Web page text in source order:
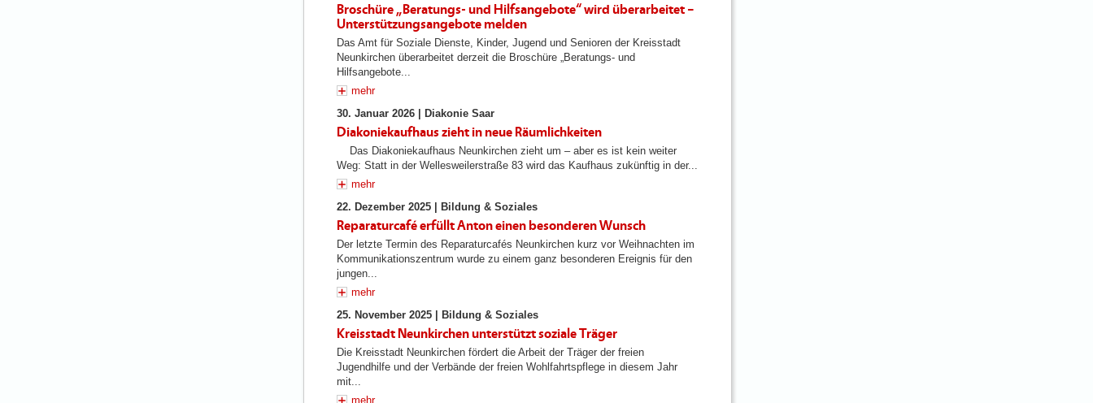
Broschüre „Beratungs- und Hilfsangebote“ wird überarbeitet –
Unterstützungsangebote melden
Das Amt für Soziale Dienste, Kinder, Jugend und Senioren der Kreisstadt
Neunkirchen überarbeitet derzeit die Broschüre „Beratungs- und
Hilfsangebote...
mehr
30. Januar 2026 |
Diakonie Saar
Diakoniekaufhaus zieht in neue Räumlichkeiten
Das Diakoniekaufhaus Neunkirchen zieht um – aber es ist kein weiter
Weg: Statt in der Wellesweilerstraße 83 wird das Kaufhaus zukünftig in der...
mehr
22. Dezember 2025 |
Bildung & Soziales
Reparaturcafé erfüllt Anton einen besonderen Wunsch
Der letzte Termin des Reparaturcafés Neunkirchen kurz vor Weihnachten im
Kommunikationszentrum wurde zu einem ganz besonderen Ereignis für den
jungen...
mehr
25. November 2025 |
Bildung & Soziales
Kreisstadt Neunkirchen unterstützt soziale Träger
Die Kreisstadt Neunkirchen fördert die Arbeit der Träger der freien
Jugendhilfe und der Verbände der freien Wohlfahrtspflege in diesem Jahr
mit...
mehr